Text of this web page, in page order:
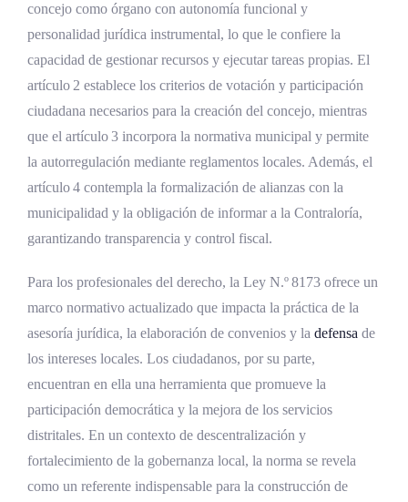
concejo como órgano con autonomía funcional y
personalidad jurídica instrumental, lo que le confiere la
capacidad de gestionar recursos y ejecutar tareas propias. El
artículo 2 establece los criterios de votación y participación
ciudadana necesarios para la creación del concejo, mientras
que el artículo 3 incorpora la normativa municipal y permite
la autorregulación mediante reglamentos locales. Además, el
artículo 4 contempla la formalización de alianzas con la
municipalidad y la obligación de informar a la Contraloría,
garantizando transparencia y control fiscal.
Para los profesionales del derecho, la Ley N.º 8173 ofrece un
marco normativo actualizado que impacta la práctica de la
asesoría jurídica, la elaboración de convenios y la defensa de
los intereses locales. Los ciudadanos, por su parte,
encuentran en ella una herramienta que promueve la
participación democrática y la mejora de los servicios
distritales. En un contexto de descentralización y
fortalecimiento de la gobernanza local, la norma se revela
como un referente indispensable para la construcción de